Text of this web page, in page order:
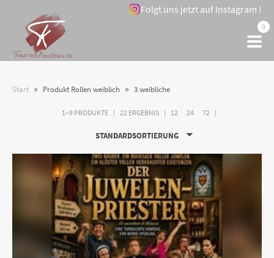
Folgt uns jetzt auf Instagram !
0
Start » Produkt Rollen weiblich » 3 weibliche
1–9 PRODUKTE 22 ERGEBNIS 12 24 72
STANDARDSORTIERUNG